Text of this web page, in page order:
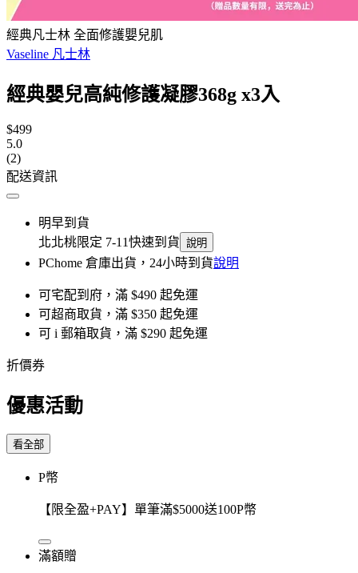
經典凡士林 全面修護嬰兒肌
Vaseline 凡士林
經典嬰兒高純修護凝膠368g x3入
$499
5.0
(2)
配送資訊
明早到貨
北北桃限定 7-11快速到貨 說明
PChome 倉庫出貨，24小時到貨說明
可宅配到府，滿 $490 起免運
可超商取貨，滿 $350 起免運
可 i 郵箱取貨，滿 $290 起免運
折價券
優惠活動
看全部
P幣
【限全盈+PAY】單筆滿$5000送100P幣
滿額贈